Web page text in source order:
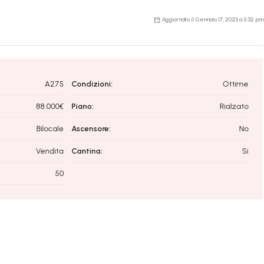
Aggiornato il Gennaio 17, 2023 a 5:32 pm
A275
88.000€
Bilocale
Vendita
50
Condizioni: Ottime
Piano: Rialzato
Ascensore: No
Cantina: Si